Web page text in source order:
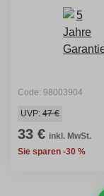
Code: 98003904
UVP: 47 €
33 € inkl. MwSt.
Sie sparen -30 %